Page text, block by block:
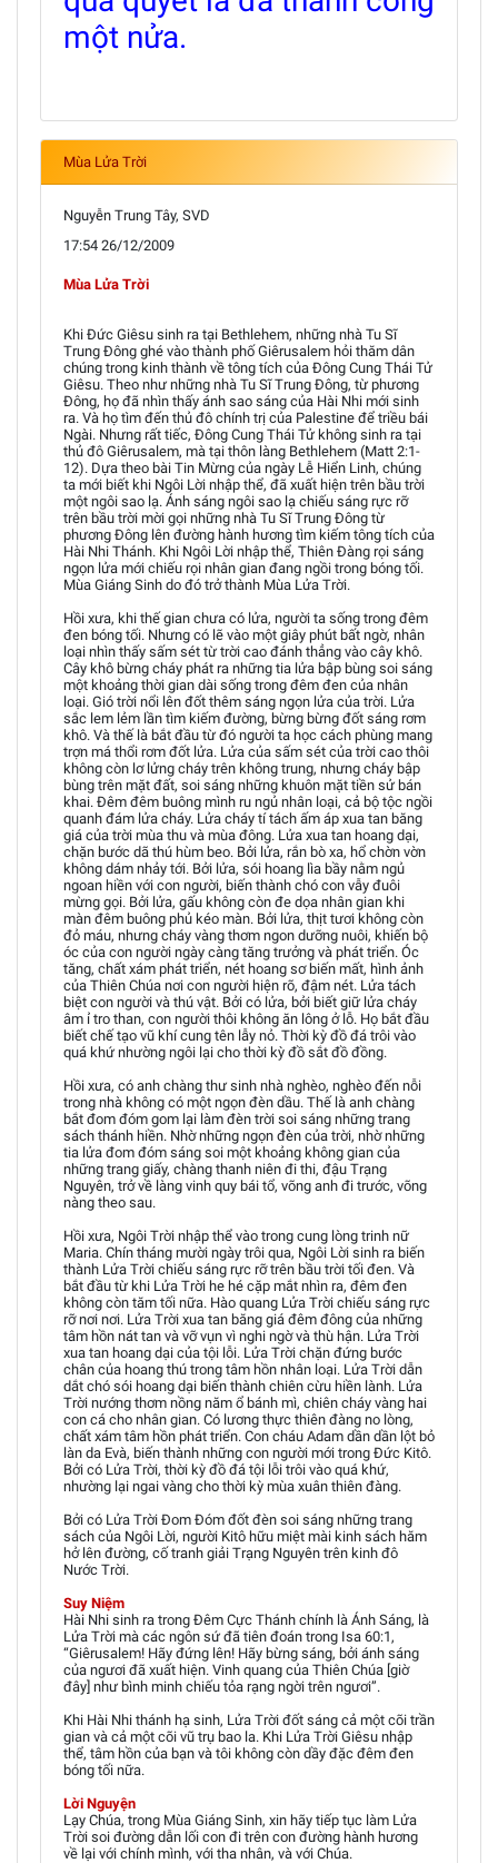
một nửa.
Mùa Lửa Trời
Nguyễn Trung Tây, SVD
17:54 26/12/2009
Mùa Lửa Trời
Khi Đức Giêsu sinh ra tại Bethlehem, những nhà Tu Sĩ
Trung Đông ghé vào thành phố Giêrusalem hỏi thăm dân
chúng trong kinh thành về tông tích của Đông Cung Thái Tử
Giêsu. Theo như những nhà Tu Sĩ Trung Đông, từ phương
Đông, họ đã nhìn thấy ánh sao sáng của Hài Nhi mới sinh
ra. Và họ tìm đến thủ đô chính trị của Palestine để triều bái
Ngài. Nhưng rất tiếc, Đông Cung Thái Tử không sinh ra tại
thủ đô Giêrusalem, mà tại thôn làng Bethlehem (Matt 2:1-
12). Dựa theo bài Tin Mừng của ngày Lễ Hiển Linh, chúng
ta mới biết khi Ngôi Lời nhập thể, đã xuất hiện trên bầu trời
một ngôi sao lạ. Ánh sáng ngôi sao lạ chiếu sáng rực rỡ
trên bầu trời mời gọi những nhà Tu Sĩ Trung Đông từ
phương Đông lên đường hành hương tìm kiếm tông tích của
Hài Nhi Thánh. Khi Ngôi Lời nhập thể, Thiên Đàng rọi sáng
ngọn lửa mới chiếu rọi nhân gian đang ngồi trong bóng tối.
Mùa Giáng Sinh do đó trở thành Mùa Lửa Trời.
Hồi xưa, khi thế gian chưa có lửa, người ta sống trong đêm
đen bóng tối. Nhưng có lẽ vào một giây phút bất ngờ, nhân
loại nhìn thấy sấm sét từ trời cao đánh thẳng vào cây khô.
Cây khô bừng cháy phát ra những tia lửa bập bùng soi sáng
một khoảng thời gian dài sống trong đêm đen của nhân
loại. Gió trời nổi lên đốt thêm sáng ngọn lửa của trời. Lửa
sắc lem lẻm lần tìm kiếm đường, bừng bừng đốt sáng rơm
khô. Và thế là bắt đầu từ đó người ta học cách phùng mang
trợn má thổi rơm đốt lửa. Lửa của sấm sét của trời cao thôi
không còn lơ lửng cháy trên không trung, nhưng cháy bập
bùng trên mặt đất, soi sáng những khuôn mặt tiền sử bán
khai. Đêm đêm buông mình ru ngủ nhân loại, cả bộ tộc ngồi
quanh đám lửa cháy. Lửa cháy tí tách ấm áp xua tan băng
giá của trời mùa thu và mùa đông. Lửa xua tan hoang dại,
chặn bước dã thú hùm beo. Bởi lửa, rắn bò xa, hổ chờn vờn
không dám nhảy tới. Bởi lửa, sói hoang lìa bầy nằm ngủ
ngoan hiền với con người, biến thành chó con vẫy đuôi
mừng gọi. Bởi lửa, gấu không còn đe dọa nhân gian khi
màn đêm buông phủ kéo màn. Bởi lửa, thịt tươi không còn
đỏ máu, nhưng cháy vàng thơm ngon dưỡng nuôi, khiến bộ
óc của con người ngày càng tăng trưởng và phát triển. Óc
tăng, chất xám phát triển, nét hoang sơ biến mất, hình ảnh
của Thiên Chúa nơi con người hiện rõ, đậm nét. Lửa tách
biệt con người và thú vật. Bởi có lửa, bởi biết giữ lửa cháy
âm ỉ tro than, con người thôi không ăn lông ở lỗ. Họ bắt đầu
biết chế tạo vũ khí cung tên lẫy nỏ. Thời kỳ đồ đá trôi vào
quá khứ nhường ngôi lại cho thời kỳ đồ sắt đồ đồng.
Hồi xưa, có anh chàng thư sinh nhà nghèo, nghèo đến nỗi
trong nhà không có một ngọn đèn dầu. Thế là anh chàng
bắt đom đóm gom lại làm đèn trời soi sáng những trang
sách thánh hiền. Nhờ những ngọn đèn của trời, nhờ những
tia lửa đom đóm sáng soi một khoảng không gian của
những trang giấy, chàng thanh niên đi thi, đậu Trạng
Nguyên, trở về làng vinh quy bái tổ, võng anh đi trước, võng
nàng theo sau.
Hồi xưa, Ngôi Trời nhập thể vào trong cung lòng trinh nữ
Maria. Chín tháng mười ngày trôi qua, Ngôi Lời sinh ra biến
thành Lửa Trời chiếu sáng rực rỡ trên bầu trời tối đen. Và
bắt đầu từ khi Lửa Trời he hé cặp mắt nhìn ra, đêm đen
không còn tăm tối nữa. Hào quang Lửa Trời chiếu sáng rực
rỡ nơi nơi. Lửa Trời xua tan băng giá đêm đông của những
tâm hồn nát tan và vỡ vụn vì nghi ngờ và thù hận. Lửa Trời
xua tan hoang dại của tội lỗi. Lửa Trời chặn đứng bước
chân của hoang thú trong tâm hồn nhân loại. Lửa Trời dẫn
dắt chó sói hoang dại biến thành chiên cừu hiền lành. Lửa
Trời nướng thơm nồng năm ổ bánh mì, chiên cháy vàng hai
con cá cho nhân gian. Có lương thực thiên đàng no lòng,
chất xám tâm hồn phát triển. Con cháu Adam dần dần lột bỏ
làn da Evà, biến thành những con người mới trong Đức Kitô.
Bởi có Lửa Trời, thời kỳ đồ đá tội lỗi trôi vào quá khứ,
nhường lại ngai vàng cho thời kỳ mùa xuân thiên đàng.
Bởi có Lửa Trời Đom Đóm đốt đèn soi sáng những trang
sách của Ngôi Lời, người Kitô hữu miệt mài kinh sách hăm
hở lên đường, cố tranh giải Trạng Nguyên trên kinh đô
Nước Trời.
Suy Niệm
Hài Nhi sinh ra trong Đêm Cực Thánh chính là Ánh Sáng, là
Lửa Trời mà các ngôn sứ đã tiên đoán trong Isa 60:1,
“Giêrusalem! Hãy đứng lên! Hãy bừng sáng, bởi ánh sáng
của ngươi đã xuất hiện. Vinh quang của Thiên Chúa [giờ
đây] như bình minh chiếu tỏa rạng ngời trên ngươi”.
Khi Hài Nhi thánh hạ sinh, Lửa Trời đốt sáng cả một cõi trần
gian và cả một cõi vũ trụ bao la. Khi Lửa Trời Giêsu nhập
thể, tâm hồn của bạn và tôi không còn dầy đặc đêm đen
bóng tối nữa.
Lời Nguyện
Lạy Chúa, trong Mùa Giáng Sinh, xin hãy tiếp tục làm Lửa
Trời soi đường dẫn lối con đi trên con đường hành hương
về lại với chính mình, với tha nhân, và với Chúa.